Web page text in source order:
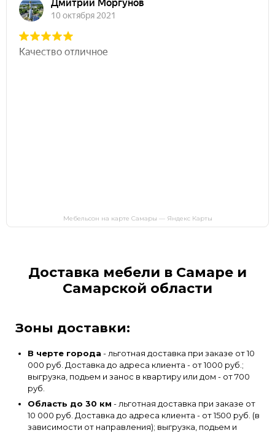
Мебельсон на карте Самары — Яндекс Карты
Доставка мебели в Самаре и
Самарской области
Зоны доставки:
В черте города - льготная доставка при заказе от 10
000 руб. Доставка до адреса клиента - от 1000 руб.;
выгрузка, подьем и занос в квартиру или дом - от 700
руб.
Область до 30 км - льготная доставка при заказе от
10 000 руб. Доставка до адреса клиента - от 1500 руб. (в
зависимости от направления); выгрузка, подьем и